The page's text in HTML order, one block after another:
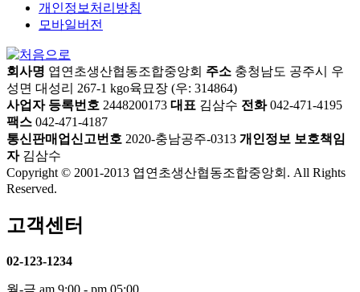
개인정보처리방침
모바일버전
회사명 엽연초생산협동조합중앙회 주소 충청남도 공주시 우
성면 대성리 267-1 kgo육묘장 (우: 314864)
사업자 등록번호 2448200173 대표 김삼수 전화042-471-4195
팩스 042-471-4187
통신판매업신고번호 2020-충남공주-0313 개인정보 보호책임
자김삼수
Copyright © 2001-2013 엽연초생산협동조합중앙회. All Rights
Reserved.
고객센터
02-123-1234
월-금 am 9:00 - pm 05:00